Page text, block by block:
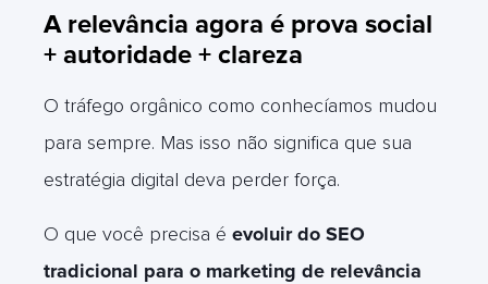
A relevância agora é prova social
+ autoridade + clareza
O tráfego orgânico como conhecíamos mudou
para sempre. Mas isso não significa que sua
estratégia digital deva perder força.
O que você precisa é evoluir do SEO
tradicional para o marketing de relevância